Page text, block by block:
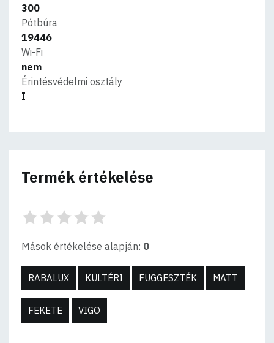
300
Pótbúra
19446
Wi-Fi
nem
Érintésvédelmi osztály
I
Termék értékelése
Mások értékelése alapján: 0
RABALUX KÜLTÉRI FÜGGESZTÉK MATT
FEKETE VIGO